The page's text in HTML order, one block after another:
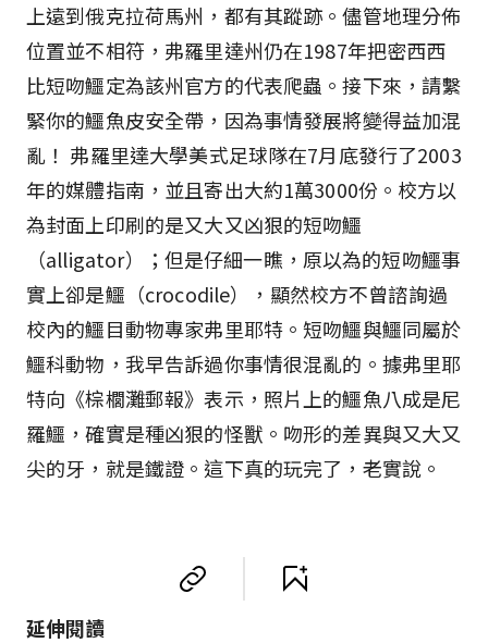
上遠到俄克拉荷馬州，都有其蹤跡。儘管地理分佈
位置並不相符，弗羅里達州仍在1987年把密西西
比短吻鱷定為該州官方的代表爬蟲。接下來，請繫
緊你的鱷魚皮安全帶，因為事情發展將變得益加混
亂！ 弗羅里達大學美式足球隊在7月底發行了2003
年的媒體指南，並且寄出大約1萬3000份。校方以
為封面上印刷的是又大又凶狠的短吻鱷
（alligator）；但是仔細一瞧，原以為的短吻鱷事
實上卻是鱷（crocodile），顯然校方不曾諮詢過
校內的鱷目動物專家弗里耶特。短吻鱷與鱷同屬於
鱷科動物，我早告訴過你事情很混亂的。據弗里耶
特向《棕櫚灘郵報》表示，照片上的鱷魚八成是尼
羅鱷，確實是種凶狠的怪獸。吻形的差異與又大又
尖的牙，就是鐵證。這下真的玩完了，老實說。
延伸閱讀